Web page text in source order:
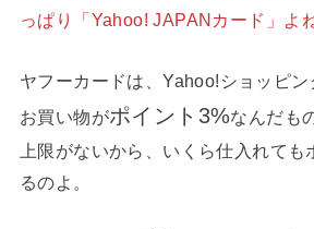
っぱり「Yahoo! JAPANカード」よ
ヤフーカードは、Yahoo!ショッピ
お買い物がポイント3%なんだも
上限がないから、いくら仕入れて
るのよ。